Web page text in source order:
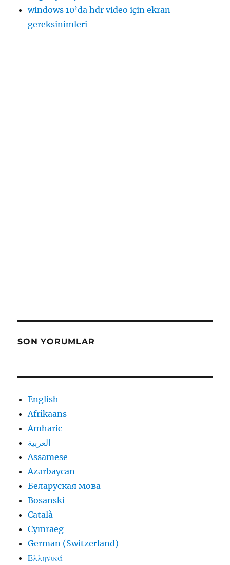
windows 10’da hdr video için ekran
gereksinimleri
SON YORUMLAR
English
Afrikaans
Amharic
العربية
Assamese
Azərbaycan
Беларуская мова
Bosanski
Català
Cymraeg
German (Switzerland)
Ελληνικά